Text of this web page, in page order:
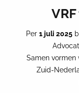
VRF
AFAS
Op 17 juni
Per 1 juli 2025
Samen vormen
Zuid-